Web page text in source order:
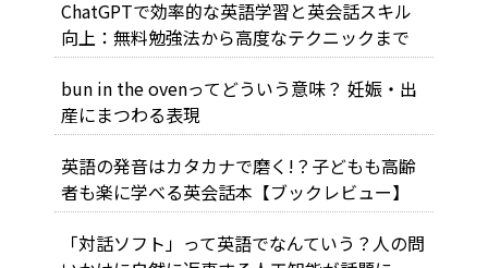
ChatGPTで効率的な英語学習と英会話スキル
向上：無料勉強法から高度なテクニックまで
bun in the ovenってどういう意味？ 妊娠・出
産にまつわる表現
英語の発音はカタカナで磨く!？子どもも高齢
者も楽に学べる英会話本【ブックレビュー】
「対話ソフト」って英語でなんていう？人の問